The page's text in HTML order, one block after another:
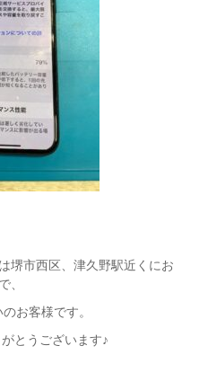
堺市西区、津久野駅近くにお
、
お客様です。
とうございます♪